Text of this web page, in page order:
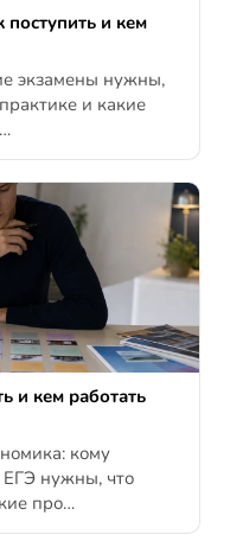
поступить и кем
экзамены нужны,
и какие
и кем работать
кому
ЕГЭ нужны, что
про…